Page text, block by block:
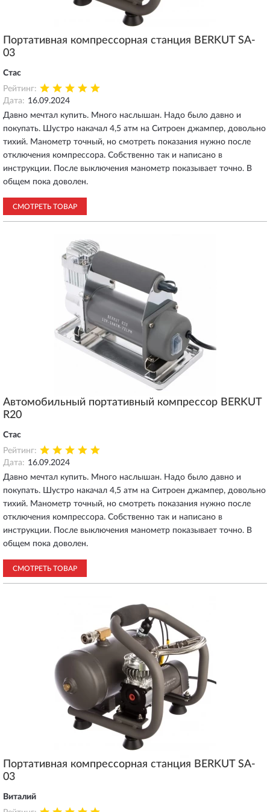
Портативная компрессорная станция BERKUT SA-
03
Стас
Рейтинг:
Дата: 16.09.2024
Давно мечтал купить. Много наслышан. Надо было давно и
покупать. Шустро накачал 4,5 атм на Ситроен джампер, довольно
тихий. Манометр точный, но смотреть показания нужно после
отключения компрессора. Собственно так и написано в
инструкции. После выключения манометр показывает точно. В
общем пока доволен.
СМОТРЕТЬ ТОВАР
Автомобильный портативный компрессор BERKUT
R20
Стас
Рейтинг:
Дата: 16.09.2024
Давно мечтал купить. Много наслышан. Надо было давно и
покупать. Шустро накачал 4,5 атм на Ситроен джампер, довольно
тихий. Манометр точный, но смотреть показания нужно после
отключения компрессора. Собственно так и написано в
инструкции. После выключения манометр показывает точно. В
общем пока доволен.
СМОТРЕТЬ ТОВАР
Портативная компрессорная станция BERKUT SA-
03
Виталий